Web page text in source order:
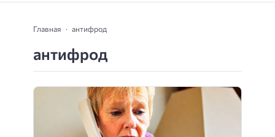
Главная антифрод
антифрод